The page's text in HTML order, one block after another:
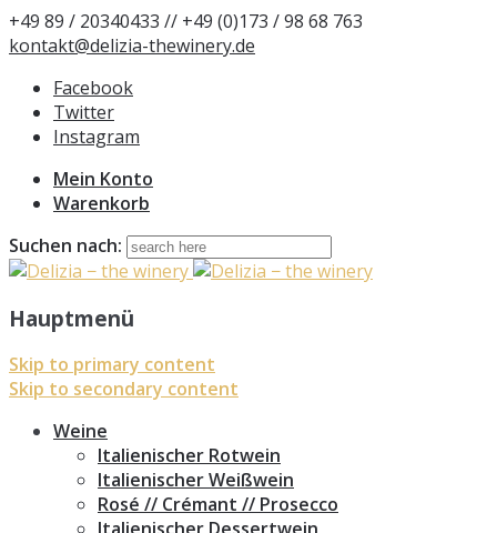
+49 89 / 20340433 // +49 (0)173 / 98 68 763
kontakt@delizia-thewinery.de
Facebook
Twitter
Instagram
Mein Konto
Warenkorb
Suchen nach:
Hauptmenü
Skip to primary content
Skip to secondary content
Weine
Italienischer Rotwein
Italienischer Weißwein
Rosé // Crémant // Prosecco